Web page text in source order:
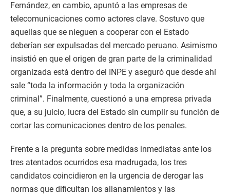
Fernández, en cambio, apuntó a las empresas de
telecomunicaciones como actores clave. Sostuvo que
aquellas que se nieguen a cooperar con el Estado
deberían ser expulsadas del mercado peruano. Asimismo
insistió en que el origen de gran parte de la criminalidad
organizada está dentro del INPE y aseguró que desde ahí
sale “toda la información y toda la organización
criminal”. Finalmente, cuestionó a una empresa privada
que, a su juicio, lucra del Estado sin cumplir su función de
cortar las comunicaciones dentro de los penales.
Frente a la pregunta sobre medidas inmediatas ante los
tres atentados ocurridos esa madrugada, los tres
candidatos coincidieron en la urgencia de derogar las
normas que dificultan los allanamientos y las